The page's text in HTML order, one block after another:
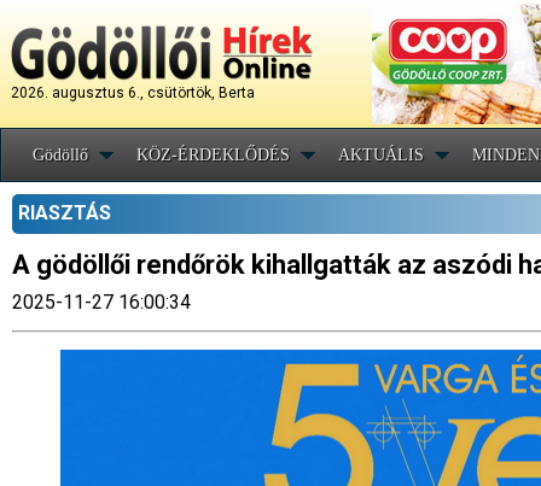
2026. augusztus 6., csütörtök, Berta
Gödöllő KÖZ-ÉRDEKLŐDÉS AKTUÁLIS
RIASZTÁS
A gödöllői rendőrök kihallgatták az aszódi
2025-11-27 16:00:34